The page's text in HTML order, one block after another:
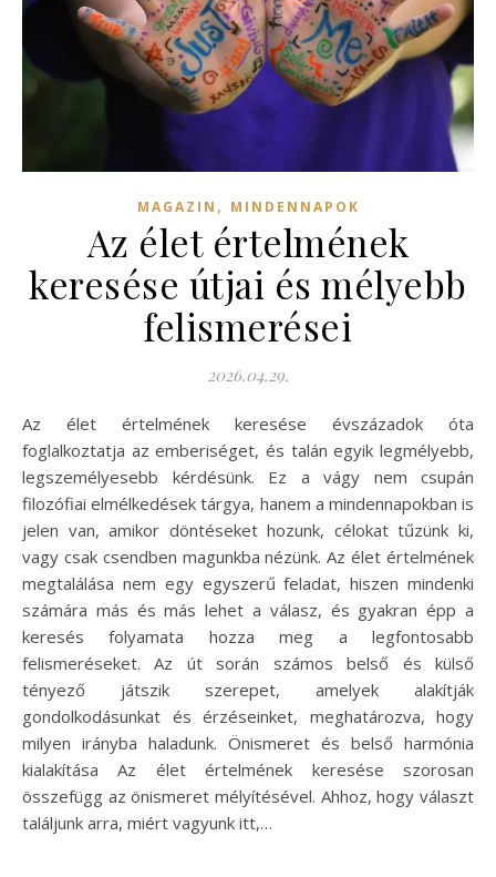
MAGAZIN , MINDENNAPOK
Az élet értelmének
keresése útjai és mélyebb
felismerései
2026.04.29.
Az élet értelmének keresése évszázadok óta
foglalkoztatja az emberiséget, és talán egyik legmélyebb,
legszemélyesebb kérdésünk. Ez a vágy nem csupán
filozófiai elmélkedések tárgya, hanem a mindennapokban is
jelen van, amikor döntéseket hozunk, célokat tűzünk ki,
vagy csak csendben magunkba nézünk. Az élet értelmének
megtalálása nem egy egyszerű feladat, hiszen mindenki
számára más és más lehet a válasz, és gyakran épp a
keresés folyamata hozza meg a legfontosabb
felismeréseket. Az út során számos belső és külső
tényező játszik szerepet, amelyek alakítják
gondolkodásunkat és érzéseinket, meghatározva, hogy
milyen irányba haladunk. Önismeret és belső harmónia
kialakítása Az élet értelmének keresése szorosan
összefügg az önismeret mélyítésével. Ahhoz, hogy választ
találjunk arra, miért vagyunk itt,…